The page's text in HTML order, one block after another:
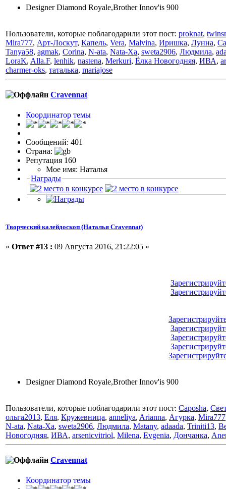
Designer Diamond Royale,Brother Innov'is 900
Пользователи, которые поблагодарили этот пост: proknat,
Mira777, Арт-Лоскут, Капель, Vera, Malvina, Иришка, Лунна,
Tanya58, agmak, Corina, N-ata, Nata-Xa, sweta2906, Людмила,
LoraK, Alla.F, lenhik, nastena, Merkuri, Ёлка Новогодняя, ИВА,
charmer-oks, таталька, mariajose
Cravennat
Координатор темы
Сообщений: 401
Страна:
Репутация 160
Мое имя: Наталья
Награды
Творческий калейдоскоп (Наталья Cravennat)
« Ответ #13 : 09 Августа 2016, 21:22:05 »
Designer Diamond Royale,Brother Innov'is 900
Пользователи, которые поблагодарили этот пост: Caposha,
ольга2013, Еля, Кружевница, anneliya, Arianna, Агурка, Mira777
N-ata, Nata-Xa, sweta2906, Людмила, Matany, adaada, Triniti13,
Новогодняя, ИВА, arsenicvitriol, Milena, Evgenia, Дончанка,
Cravennat
Координатор темы